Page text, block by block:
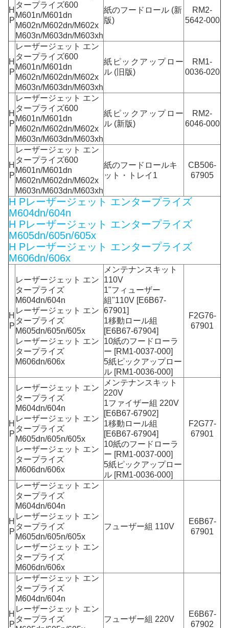
H
P
タープライズ600
M601n/M601dn
M602n/M602dn/M602x
M603n/M603dn/M603xh
紙のフードロール (新
版)
RM2-
5642-000
H
P
レーザージェット エン
タープライズ600
M601n/M601dn
M602n/M602dn/M602x
M603n/M603dn/M603xh
紙ピックアップロー
ル (旧版)
RM1-
0036-020
H
P
レーザージェット エン
タープライズ600
M601n/M601dn
M602n/M602dn/M602x
M603n/M603dn/M603xh
紙ピックアップロー
ル (新版)
RM2-
6046-000
H
P
レーザージェット エン
タープライズ600
M601n/M601dn
M602n/M602dn/M602x
M603n/M603dn/M603xh
紙のフードロールキ
ット・トレイ1
CB506-
67905
H Pレーザージェット エンタープライズ
M604dn/604n
H Pレーザージェット エンタープライズ
M605dn/605n/605x
H Pレーザージェット エンタープライズ
M606dn/606x
H
P
レーザージェット エン
タープライズ
M604dn/604n
レーザージェット エン
タープライズ
M605dn/605n/605x
レーザージェット エン
タープライズ
M606dn/606x
メンテナンスキット
110V
1"フィューザー
組"110V [E6B67-
67901]
1移動ロール組
[E6B67-67904]
10紙のフードローラ
ー [RM1-0037-000]
5紙ピックアップロー
ル [RM1-0036-000]
F2G76-
67901
H
P
レーザージェット エン
タープライズ
M604dn/604n
レーザージェット エン
タープライズ
M605dn/605n/605x
レーザージェット エン
タープライズ
M606dn/606x
メンテナンスキット
220V
1ファイザー組 220V
[E6B67-67902]
1移動ロール組
[E6B67-67904]
10紙のフードローラ
ー [RM1-0037-000]
5紙ピックアップロー
ル [RM1-0036-000]
F2G77-
67901
H
P
レーザージェット エン
タープライズ
M604dn/604n
レーザージェット エン
タープライズ
M605dn/605n/605x
レーザージェット エン
タープライズ
M606dn/606x
フューザー組 110V
E6B67-
67901
H
P
レーザージェット エン
タープライズ
M604dn/604n
レーザージェット エン
タープライズ
フューザー組 220V
E6B67-
67902